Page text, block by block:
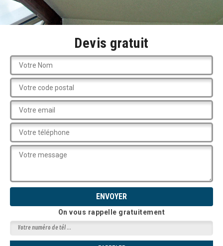
Devis gratuit
On vous rappelle gratuitement